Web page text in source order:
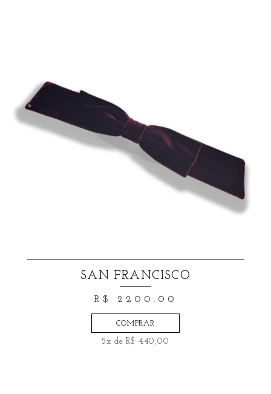
SAN FRANCISCO
R$ 2200.00
COMPRAR
5x de R$ 440,00